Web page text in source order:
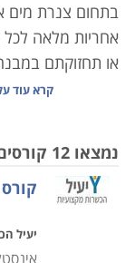
בתחום צנרת מים
אחריות מלאה
או תחזוקתם
צינור שהתפוצץ
צנרת הבניין
האבזרים
תקלות במערכת
קרא עוד
נמצאו 12 קורסים
יעיל